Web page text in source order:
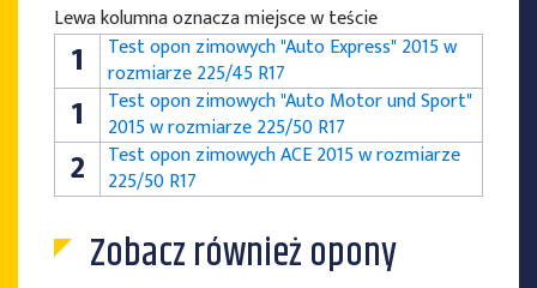
Lewa kolumna oznacza miejsce w teście
1
Test opon zimowych "Auto Express" 2015 w
rozmiarze 225/45 R17
1
Test opon zimowych "Auto Motor und Sport"
2015 w rozmiarze 225/50 R17
2
Test opon zimowych ACE 2015 w rozmiarze
225/50 R17
Zobacz również opony